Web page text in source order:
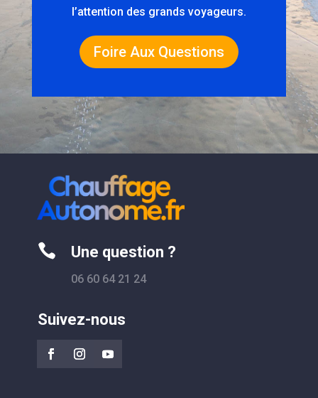
l’attention des grands voyageurs.
Foire Aux Questions
 Une question ?
06 60 64 21 24
Suivez-nous